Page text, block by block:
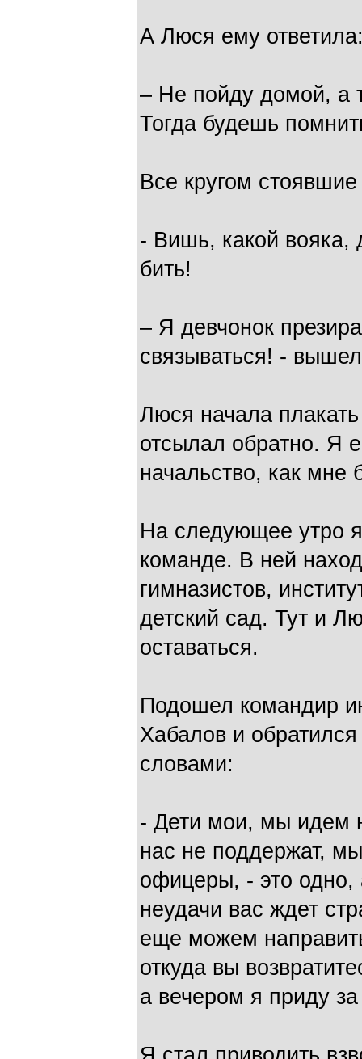
А Люся ему
– Не пойду домой, а
Тогда будешь
Все кругом
- Вишь, какой вояка,
бить!
– Я девчонок
связываться! -
Люся начала
отсылал обратно. Я
начальство, как
На следующее утро
команде. В ней
гимназистов,
детский сад. Тут и
оставаться.
Подошел командир
Хабалов и
словами:
- Дети мои, мы идем
нас не поддержат,
офицеры, - это одно,
неудачи вас ждет
еще можем
откуда вы
а вечером я приду